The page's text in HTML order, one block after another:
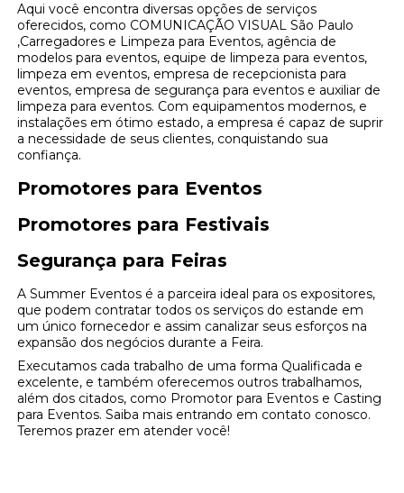
Aqui você encontra diversas opções de serviços
oferecidos, como COMUNICAÇÃO VISUAL São Paulo
,Carregadores e Limpeza para Eventos, agência de
modelos para eventos, equipe de limpeza para eventos,
limpeza em eventos, empresa de recepcionista para
eventos, empresa de segurança para eventos e auxiliar de
limpeza para eventos. Com equipamentos modernos, e
instalações em ótimo estado, a empresa é capaz de suprir
a necessidade de seus clientes, conquistando sua
confiança.
Promotores para Eventos
Promotores para Festivais
Segurança para Feiras
A Summer Eventos é a parceira ideal para os expositores,
que podem contratar todos os serviços do estande em
um único fornecedor e assim canalizar seus esforços na
expansão dos negócios durante a Feira.
Executamos cada trabalho de uma forma Qualificada e
excelente, e também oferecemos outros trabalhamos,
além dos citados, como Promotor para Eventos e Casting
para Eventos. Saiba mais entrando em contato conosco.
Teremos prazer em atender você!